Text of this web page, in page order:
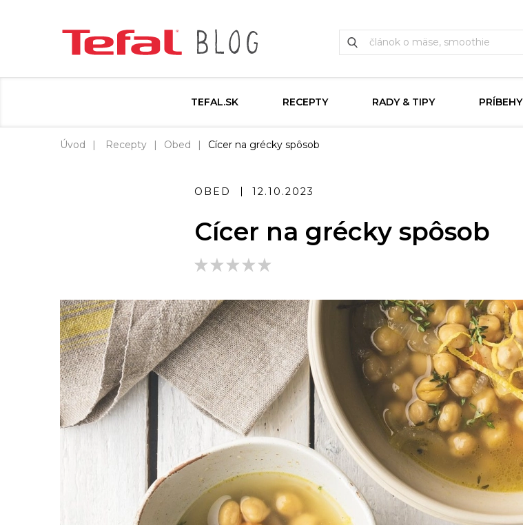
TEFAL.SK RECEPTY RADY & TIPY PRÍBEHY
Úvod Recepty Obed Cícer na grécky spôsob
OBED 12.10.2023
Cícer na grécky spôsob